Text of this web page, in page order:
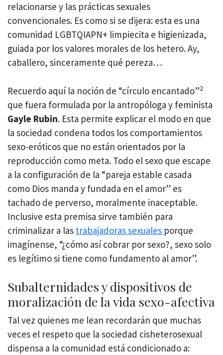
relacionarse y las prácticas sexuales
convencionales. Es como si se dijera: esta es una
comunidad LGBTQIAPN+ limpiecita e higienizada,
guiada por los valores morales de los hetero. Ay,
caballero, sinceramente qué pereza…
Recuerdo aquí la noción de “círculo encantado”2
que fuera formulada por la antropóloga y feminista
Gayle Rubin. Esta permite explicar el modo en que
la sociedad condena todos los comportamientos
sexo-eróticos que no están orientados por la
reproducción como meta. Todo el sexo que escape
a la configuración de la “pareja estable casada
como Dios manda y fundada en el amor” es
tachado de perverso, moralmente inaceptable.
Inclusive esta premisa sirve también para
criminalizar a las trabajadoras sexuales porque
imagínense, “¿cómo así cobrar por sexo?, sexo solo
es legítimo si tiene como fundamento al amor”.
Subalternidades y dispositivos de
moralización de la vida sexo-afectiva
Tal vez quienes me lean recordarán que muchas
veces el respeto que la sociedad cisheterosexual
dispensa a la comunidad está condicionado a: